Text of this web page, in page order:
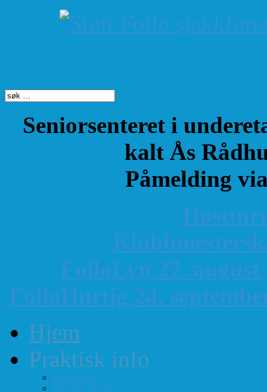
Seniorsenteret i
kalt Ås
Påmelding
K
FolloLyn 27. august
FolloHurtig 24.
Hjem
Praktisk info
Terminliste
Tid, sted og pris